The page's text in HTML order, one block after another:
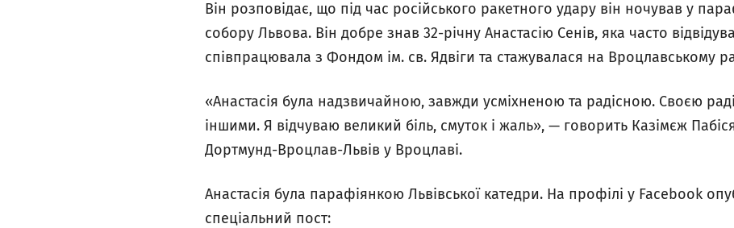
Він розповідає, що під час російського ракетного удару він ночував у
собору Львова. Він добре знав 32-річну Анастасію Сенів, яка часто
співпрацювала з Фондом ім. св. Ядвіги та стажувалася на Вроцлавському
«Анастасія була надзвичайною, завжди усміхненою та радісною. Своєю
іншими. Я відчуваю великий біль, смуток і жаль», — говорить Казімєж
Дортмунд-Вроцлав-Львів у Вроцлаві.
Анастасія була парафіянкою Львівської катедри. На профілі у Facebook
спеціальний пост: